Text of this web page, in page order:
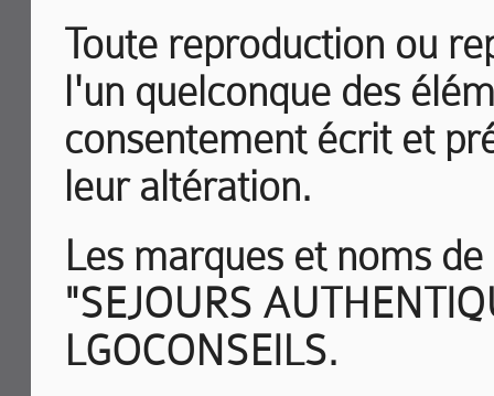
Toute reproduction ou
l'un quelconque des
consentement écrit et
leur altération.
Les marques et noms
"SEJOURS
LGOCONSEILS.